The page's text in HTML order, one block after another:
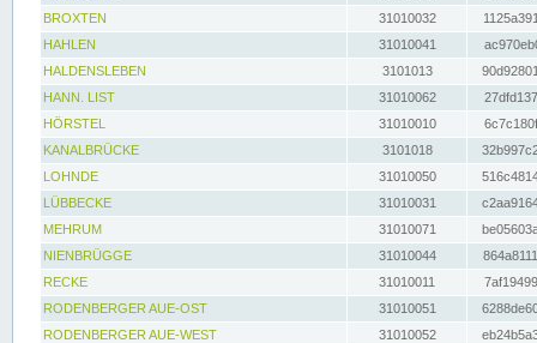
BROXTEN
31010032
HAHLEN
31010041
HALDENSLEBEN
3101013
HANN. LIST
31010062
HÖRSTEL
31010010
KANALBRÜCKE
3101018
LOHNDE
31010050
LÜBBECKE
31010031
MEHRUM
31010071
NIENBRÜGGE
31010044
RECKE
31010011
RODENBERGER AUE-OST
31010051
RODENBERGER AUE-WEST
31010052